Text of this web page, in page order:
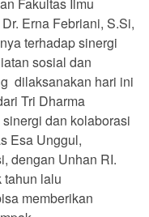
Erna Febriani, S.Si,
terhadap sinergi
sosial dan
dilaksanakan hari ini
Tri Dharma
dan kolaborasi
Esa Unggul,
dengan Unhan RI.
tahun lalu
memberikan